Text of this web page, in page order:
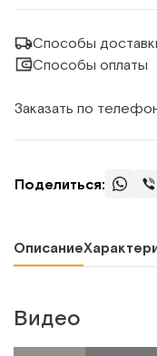
Способы
Способы оплаты
Заказать по
Поделиться:
Описание
Видео